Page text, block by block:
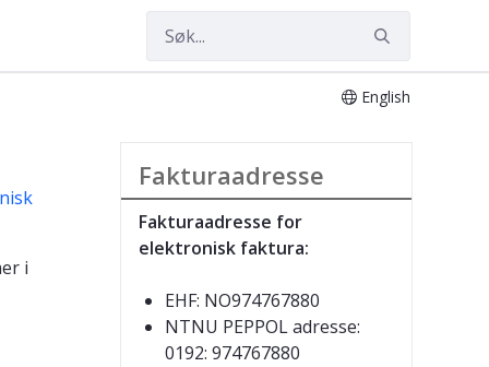
English
i
Fakturaadresse
Fakturaadresse for
elektronisk faktura:
EHF: NO974767880
NTNU PEPPOL adresse:
0192: 974767880